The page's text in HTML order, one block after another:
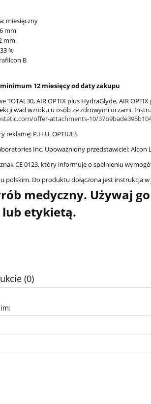
miesięczny
mm
mm
%
B
12 miesięcy od daty zakupu
TOTAL30, AIR OPTIX plus HydraGlyde, AIR
wad wzroku u osób ze zdrowymi oczami.
offer-attachments-10/
reklamę: P.H.U. OPTIULS
Inc. Upoważniony przedstawiciel: Alcon
CE 0123, który informuje o spełnieniu
polskim. Do produktu dołączona jest instrukcja
medyczny. Używaj
etykietą.
(0)